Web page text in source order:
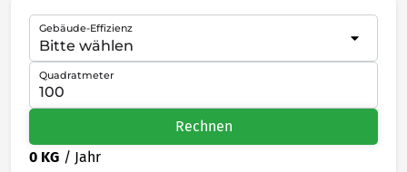
Gebäude-Effizienz
Quadratmeter
Rechnen
0 KG / Jahr